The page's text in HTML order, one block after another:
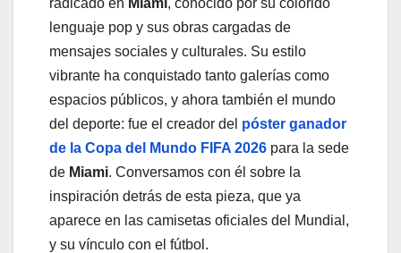
radicado en Miami, conocido por su colorido
lenguaje pop y sus obras cargadas de
mensajes sociales y culturales. Su estilo
vibrante ha conquistado tanto galerías como
espacios públicos, y ahora también el mundo
del deporte: fue el creador del póster ganador
de la Copa del Mundo FIFA 2026 para la sede
de Miami. Conversamos con él sobre la
inspiración detrás de esta pieza, que ya
aparece en las camisetas oficiales del Mundial,
y su vínculo con el fútbol.